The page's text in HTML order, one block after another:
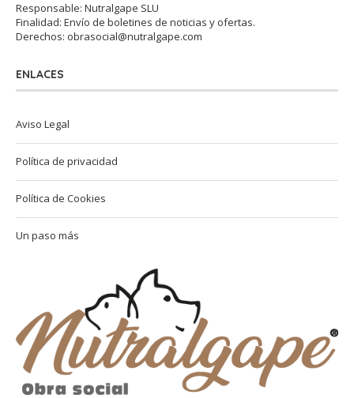
Responsable: Nutralgape SLU
Finalidad: Envío de boletines de noticias y ofertas.
Derechos: obrasocial@nutralgape.com
ENLACES
Aviso Legal
Política de privacidad
Política de Cookies
Un paso más